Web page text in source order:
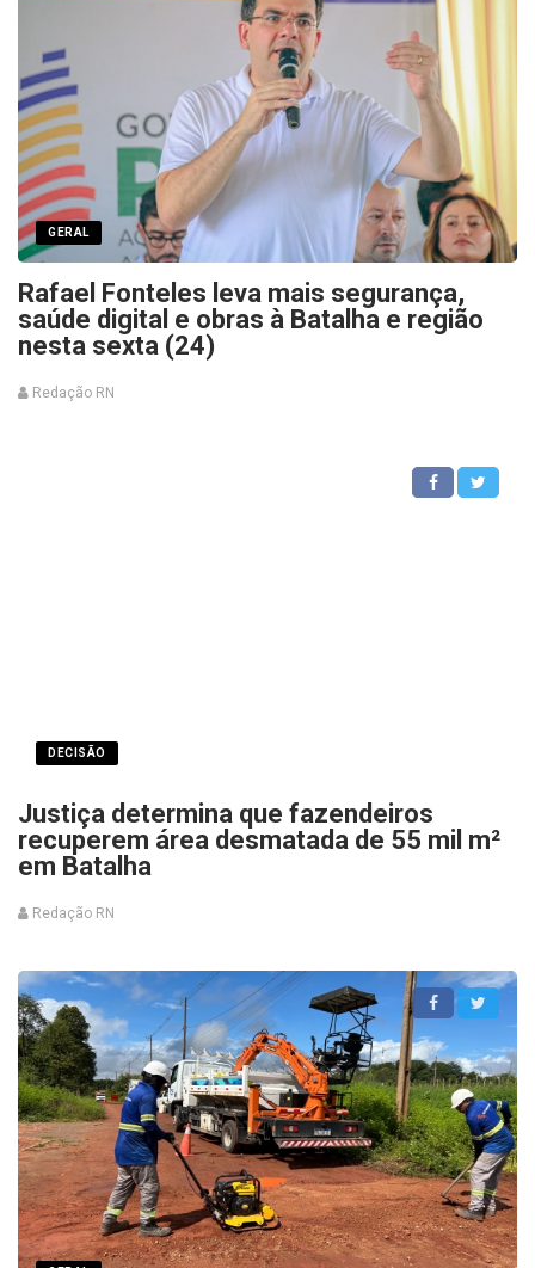
GERAL
Rafael Fonteles leva mais segurança,
saúde digital e obras à Batalha e região
nesta sexta (24)
Redação RN
DECISÃO
Justiça determina que fazendeiros
recuperem área desmatada de 55 mil m²
em Batalha
Redação RN